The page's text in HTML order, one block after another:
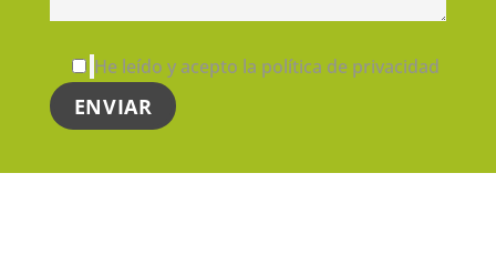
He leído y acepto la política de privacidad